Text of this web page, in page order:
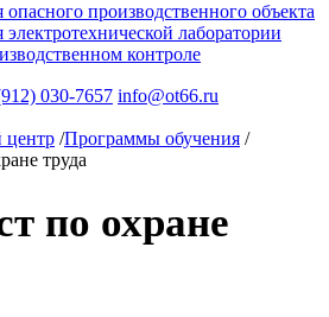
опасного производственного объекта
электротехнической лаборатории
контроле
030-7657 info@ot66.ru
/Программы обучения /
труда
по охране